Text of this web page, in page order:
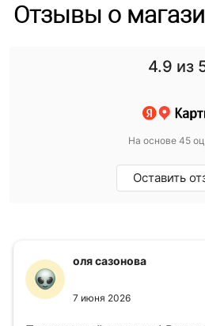
Отзывы о
4.9 из
На основе 45
Оставить
оля сазонова
7 июня 2026